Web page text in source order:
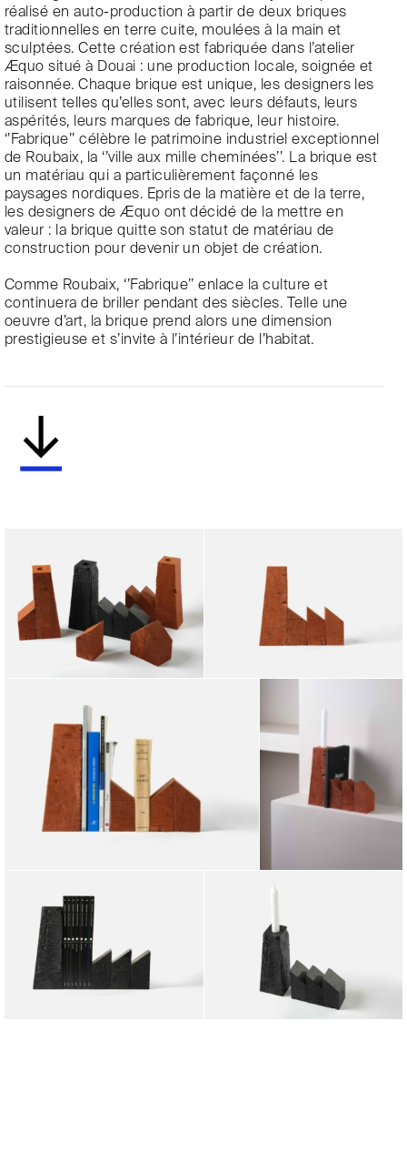
réalisé en auto-production à partir de deux briques
traditionnelles en terre cuite, moulées à la main et
sculptées. Cette création est fabriquée dans l’atelier
Æquo situé à Douai : une production locale, soignée et
raisonnée. Chaque brique est unique, les designers les
utilisent telles qu’elles sont, avec leurs défauts, leurs
aspérités, leurs marques de fabrique, leur histoire.
‘’Fabrique’’ célèbre le patrimoine industriel exceptionnel
de Roubaix, la ‘’ville aux mille cheminées’’. La brique est
un matériau qui a particulièrement façonné les
paysages nordiques. Epris de la matière et de la terre,
les designers de Æquo ont décidé de la mettre en
valeur : la brique quitte son statut de matériau de
construction pour devenir un objet de création.
Comme Roubaix, ‘’Fabrique’’ enlace la culture et
continuera de briller pendant des siècles. Telle une
oeuvre d’art, la brique prend alors une dimension
prestigieuse et s’invite à l’intérieur de l’habitat.